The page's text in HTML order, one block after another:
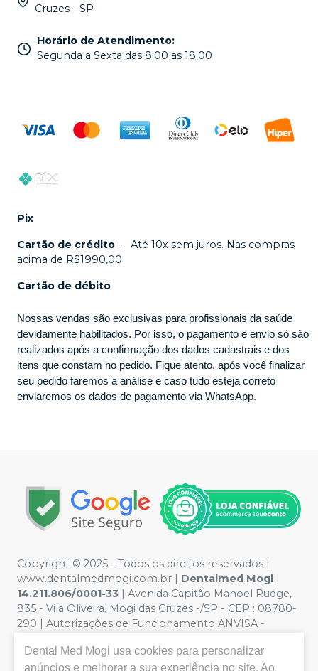
Cruzes - SP
Horário de Atendimento:
Segunda a Sexta das 8:00 as 18:00
Pix
Cartão de crédito - Até 10x sem juros. Nas compras
acima de R$1990,00
Cartão de débito
Nossas vendas são exclusivas para profissionais da saúde
devidamente habilitados. Por isso, o pagamento e envio só são
realizados após a confirmação dos dados cadastrais e dos
itens que constam no pedido. Fique atento, após você finalizar
seu pedido faremos a análise e caso tudo esteja correto
enviaremos os dados de pagamento via WhatsApp.
Copyright © 2025 - Todos os direitos reservados |
www.dentalmedmogi.com.br | Dentalmed Mogi |
14.211.806/0001-33 | Avenida Capitão Manoel Rudge,
835 - Vila Oliveira, Mogi das Cruzes -/SP - CEP : 08780-
290 | Autorizações de Funcionamento ANVISA -
(Correlatos): 8.24948-2 | Farmacêutica responsável:
Paulo Augusto Vilela Rodrigues - CRF/SP nº 56.684 |
Dental Med Mogi usa cookies para personalizar
anúncios e melhorar a sua experiência no site. Ao